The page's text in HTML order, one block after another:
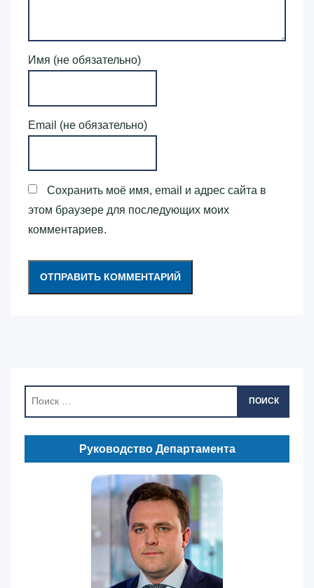
Имя (не обязательно)
Email (не обязательно)
Сохранить моё имя, email и адрес сайта в
этом браузере для последующих моих
комментариев.
ПОИСК
Руководство Департамента